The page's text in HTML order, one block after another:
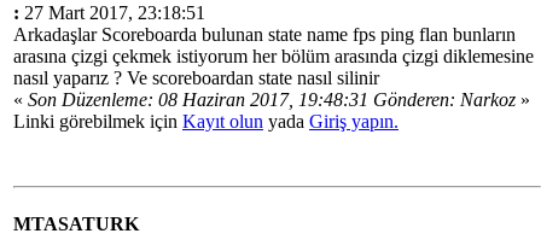
: 27 Mart 2017, 23:18:51
Arkadaşlar Scoreboarda bulunan state name fps ping flan bunların
arasına çizgi çekmek istiyorum her bölüm arasında çizgi diklemesine
nasıl yaparız ? Ve scoreboardan state nasıl silinir
« Son Düzenleme: 08 Haziran 2017, 19:48:31 Gönderen: Narkoz »
Linki görebilmek için Kayıt olun yada Giriş yapın.
MTASATURK